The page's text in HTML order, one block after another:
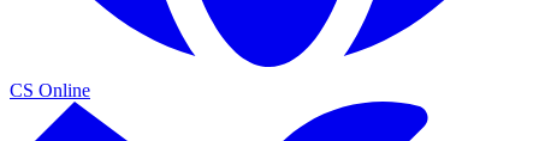
CS Online